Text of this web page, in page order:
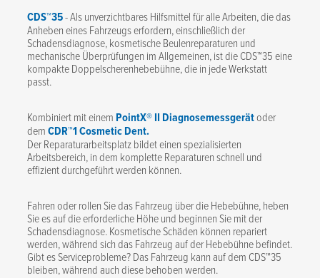
CDS™35- Als unverzichtbares Hilfsmittel für alle Arbeiten, die das
Anheben eines Fahrzeugs erfordern, einschließlich der
Schadensdiagnose, kosmetische Beulenreparaturen und
mechanische Überprüfungen im Allgemeinen, ist die CDS™35 eine
kompakte Doppelscherenhebebühne, die in jede Werkstatt
passt.
Kombiniert mit einem PointX® II Diagnosemessgerätoder
demCDR™1 Cosmetic Dent.
Der Reparaturarbeitsplatz bildet einen spezialisierten
Arbeitsbereich, in dem komplette Reparaturen schnell und
effizient durchgeführt werden können.
Fahren oder rollen Sie das Fahrzeug über die Hebebühne, heben
Sie es auf die erforderliche Höhe und beginnen Sie mit der
Schadensdiagnose. Kosmetische Schäden können repariert
werden, während sich das Fahrzeug auf der Hebebühne befindet.
Gibt es Serviceprobleme? Das Fahrzeug kann auf dem CDS™35
bleiben, während auch diese behoben werden.